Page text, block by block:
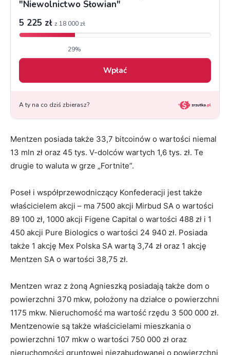
Mentzen posiada także 33,7 bitcoinów o wartości niemal
13 mln zł oraz 45 tys. V-dolców wartych 1,6 tys. zł. Te
drugie to waluta w grze „Fortnite”.
Poseł i współprzewodniczący Konfederacji jest także
właścicielem akcji – ma 7500 akcji Mirbud SA o wartości
89 100 zł, 1000 akcji Figene Capital o wartości 488 zł i 1
450 akcji Pure Biologics o wartości 24 940 zł. Posiada
także 1 akcję Mex Polska SA wartą 3,74 zł oraz 1 akcję
Mentzen SA o wartości 38,75 zł.
Mentzen wraz z żoną Agnieszką posiadają także dom o
powierzchni 370 mkw, położony na działce o powierzchni
1175 mkw. Nieruchomość ma wartość rzędu 3 500 000 zł.
Mentzenowie są także właścicielami mieszkania o
powierzchni 107 mkw o wartości 750 000 zł oraz
nieruchomości gruntowej niezabudowanej o powierzchni